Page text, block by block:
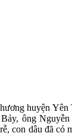
huyện
ông
con dâu đã có